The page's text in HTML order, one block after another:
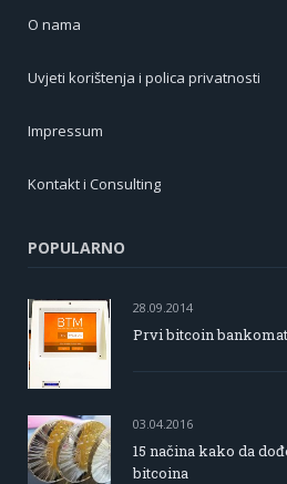
O nama
Uvjeti korištenja i polica privatnosti
Impressum
Kontakt i Consulting
POPULARNO
28.09.2014
Prvi bitcoin
03.04.2016
15 načina kako da
bitcoina